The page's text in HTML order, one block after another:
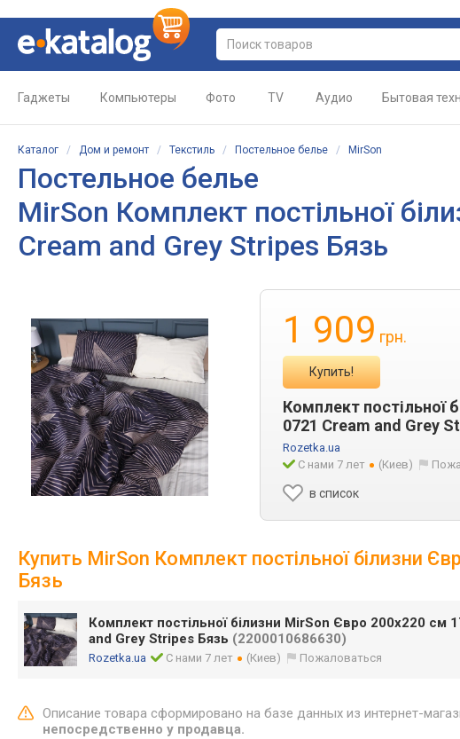
Гаджеты Компьютеры Фото TV Аудио Бытовая
Каталог / Дом и ремонт / Текстиль / Постельное белье / MirSon
Постельное белье
MirSon Комплект постільної
Cream and Grey Stripes Бязь
1 909 грн.
Купить!
Комплект постільної
0721 Cream and Grey
Rozetka.ua
С нами 7 лет
(Киев)
в список
Купить MirSon Комплект постільної білизни
Бязь
Комплект постільної білизни MirSon Євро 200х220 см
and Grey Stripes Бязь (2200010686630)
Rozetka.ua С нами 7 лет (Киев) Пожаловаться
Описание товара сформировано на базе данных из интернет-
непосредственно у продавца.